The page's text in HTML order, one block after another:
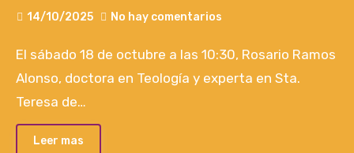
14/10/2025 No hay comentarios
El sábado 18 de octubre a las 10:30, Rosario Ramos
Alonso, doctora en Teología y experta en Sta.
Teresa de…
Leer mas